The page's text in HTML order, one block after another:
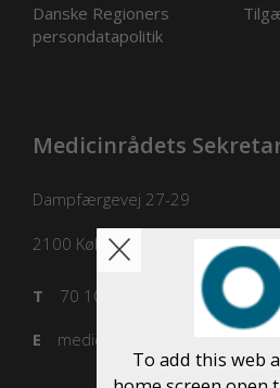
Danske Regioners
persondatapolitik
Medicinrådets
Dampfærgevej 27-29
2100 København Ø
70 10 36 00
T
E
To add this web